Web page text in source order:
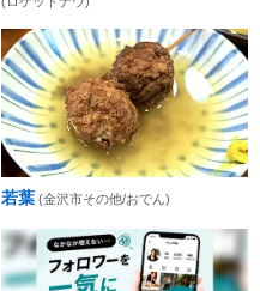
若葉 (金沢市その他/おでん)